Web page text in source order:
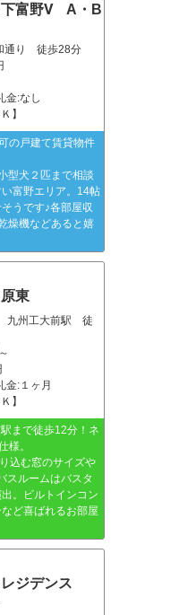
下富野Ⅴ A・B
通り 徒歩28分
金:なし
】
の戸建て賃貸物件
型犬２匹まで相談
富野エリア。14帖
うです♪各部屋収
燥機などあると嬉
東
九州工大前駅 徒
金:１ヶ月
】
まで徒歩12分！ネ
様。
込む窓のサイズや
スルームはバスタ
。ビルトインコン
ど喜ばれるお部屋
ジデンス